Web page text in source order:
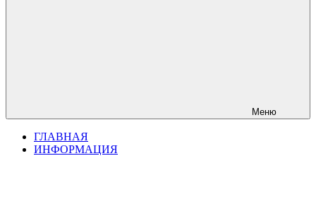
Меню
ГЛАВНАЯ
ИНФОРМАЦИЯ